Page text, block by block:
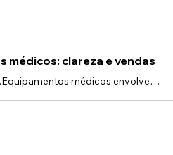
médicos: clareza e vendas
No setor de saúde, a comunicação precisa ser precisa.Equipamentos médicos envolvem: • Tecnologias complexas • Processos detalhados • Alto nível de responsabilidade • Decisões críticasDiferente de outros mercados, aqui não basta chamar atenção —é preciso explicar com clareza e gerar confiança.O desafio de comunicar tecnologia médicaMuitas empresas enfrentam dificuldades como: • Explicar funcionamento técnico para diferentes públicos • Demonstrar benefícios clínicos de forma visual • Treinar equip